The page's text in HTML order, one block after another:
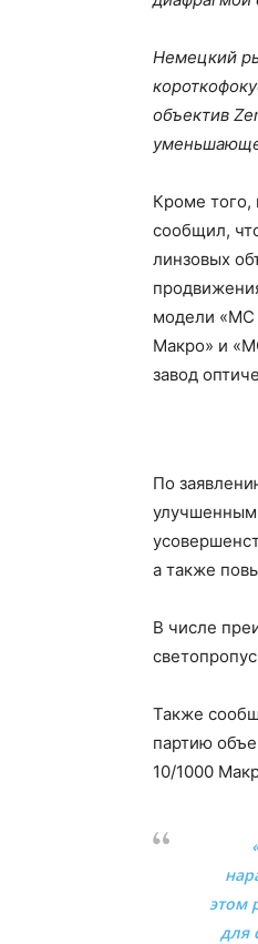
Немецкий
объектив
Кроме того,
сообщил,
линзовых
модели «МС
Макро» и
завод
По
а также
В числе
Также
партию
10/1000
этом
для